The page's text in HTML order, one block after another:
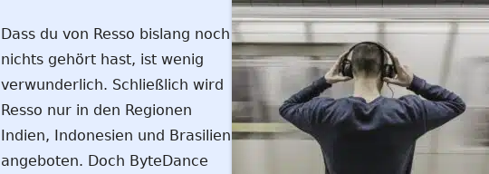
Dass du von Resso bislang noch
nichts gehört hast, ist wenig
verwunderlich. Schließlich wird
Resso nur in den Regionen
Indien, Indonesien und Brasilien
angeboten. Doch ByteDance